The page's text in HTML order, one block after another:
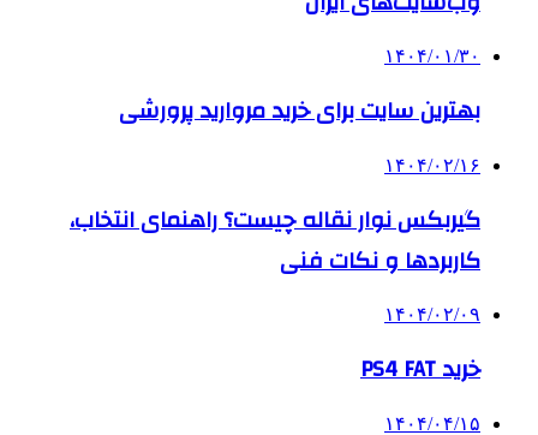
۱۴۰۴/۰۱/۳۰
بهترین سایت برای خرید مروارید پرورشی
۱۴۰۴/۰۲/۱۶
گیربکس نوار نقاله چیست؟ راهنمای انتخاب،
کاربردها و نکات فنی
۱۴۰۴/۰۲/۰۹
خرید PS4 FAT
۱۴۰۴/۰۴/۱۵